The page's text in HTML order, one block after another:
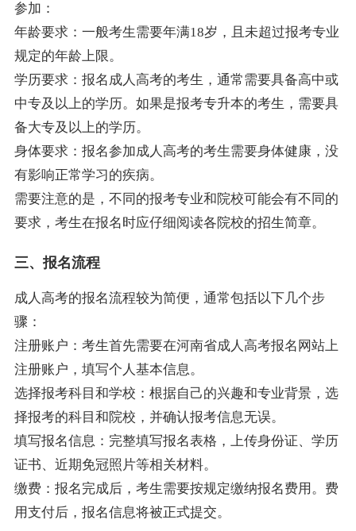
参加：
年龄要求：一般考生需要年满18岁，且未超过报考专业
规定的年龄上限。
学历要求：报名成人高考的考生，通常需要具备高中或
中专及以上的学历。如果是报考专升本的考生，需要具
备大专及以上的学历。
身体要求：报名参加成人高考的考生需要身体健康，没
有影响正常学习的疾病。
需要注意的是，不同的报考专业和院校可能会有不同的
要求，考生在报名时应仔细阅读各院校的招生简章。
三、报名流程
成人高考的报名流程较为简便，通常包括以下几个步
骤：
注册账户：考生首先需要在河南省成人高考报名网站上
注册账户，填写个人基本信息。
选择报考科目和学校：根据自己的兴趣和专业背景，选
择报考的科目和院校，并确认报考信息无误。
填写报名信息：完整填写报名表格，上传身份证、学历
证书、近期免冠照片等相关材料。
缴费：报名完成后，考生需要按规定缴纳报名费用。费
用支付后，报名信息将被正式提交。